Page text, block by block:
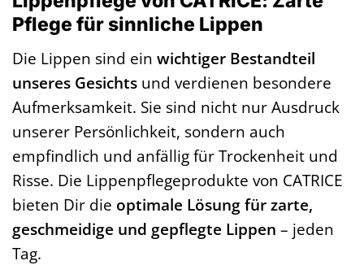
Pflege für sinnliche Lippen
Die Lippen sind ein wichtiger Bestandteil
unseres Gesichts und verdienen besondere
Aufmerksamkeit. Sie sind nicht nur Ausdruck
unserer Persönlichkeit, sondern auch
empfindlich und anfällig für Trockenheit und
Risse. Die Lippenpflegeprodukte von CATRICE
bieten Dir die optimale Lösung für zarte,
geschmeidige und gepflegte Lippen – jeden
Tag.